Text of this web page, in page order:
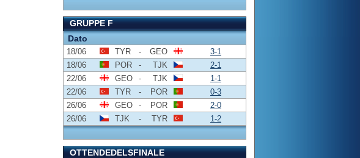
GRUPPE F
Dato
18/06 TYR - GEO
3-1
18/06
POR - TJK
2-1
22/06
GEO - TJK
1-1
22/06
TYR - POR
0-3
26/06
GEO - POR
2-0
26/06
TJK - TYR 1-2
OTTENDEDELSFINALE